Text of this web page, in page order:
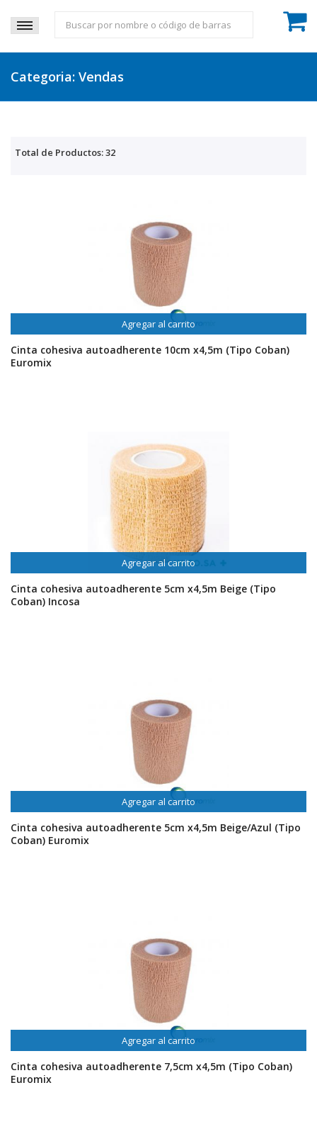
Categoria: Vendas
Total de Productos: 32
Agregar al carrito
Cinta cohesiva autoadherente 10cm x4,5m (Tipo Coban)
Euromix
Agregar al carrito
Cinta cohesiva autoadherente 5cm x4,5m Beige (Tipo
Coban) Incosa
Agregar al carrito
Cinta cohesiva autoadherente 5cm x4,5m Beige/Azul (Tipo
Coban) Euromix
Agregar al carrito
Cinta cohesiva autoadherente 7,5cm x4,5m (Tipo Coban)
Euromix